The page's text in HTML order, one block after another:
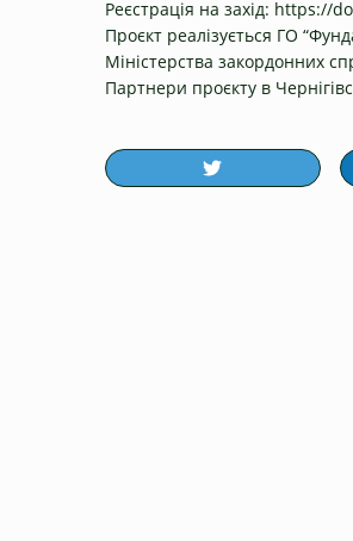
Реєстрація на захід: https://
Проєкт реалізується ГО
Міністерства закордонних
Партнери проєкту в